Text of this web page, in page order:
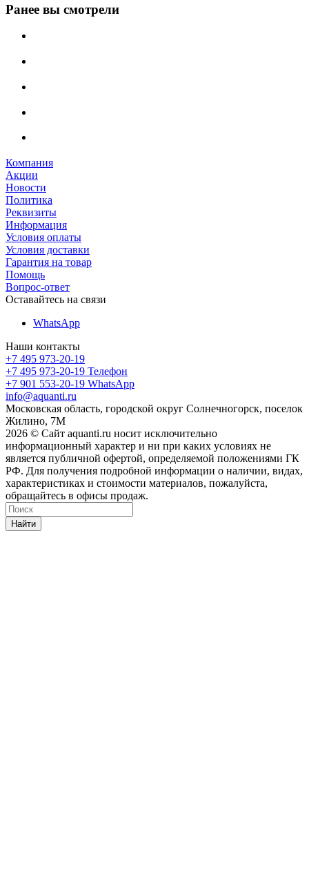
Ранее вы смотрели
Компания
Акции
Новости
Политика
Реквизиты
Информация
Условия оплаты
Условия доставки
Гарантия на товар
Помощь
Вопрос-ответ
Оставайтесь на связи
WhatsApp
Наши контакты
+7 495 973-20-19
+7 495 973-20-19 Телефон
+7 901 553-20-19 WhatsApp
info@aquanti.ru
Московская область, городской округ Солнечногорск, поселок
Жилино, 7М
2026 © Сайт aquanti.ru носит исключительно
информационный характер и ни при каких условиях не
является публичной офертой, определяемой положениями ГК
РФ. Для получения подробной информации о наличии, видах,
характеристиках и стоимости материалов, пожалуйста,
обращайтесь в офисы продаж.
Найти